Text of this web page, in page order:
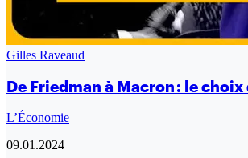
Gilles Raveaud
De Friedman à Macron : le
L’Économie
09.01.2024